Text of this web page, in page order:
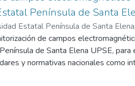
del proyecto; para la
técnicas.el marco teórico que
el control de las radiaciones no
frecuencias elf, espectro
con la investigación.
el análisis de requerimientos para
a utilizar, las diferentes
Península de Santa
Estatal Península de Santa
de campos
de Santa Elena UPSE,
y normativas nacionales como
estadístico comparativo se utilizó